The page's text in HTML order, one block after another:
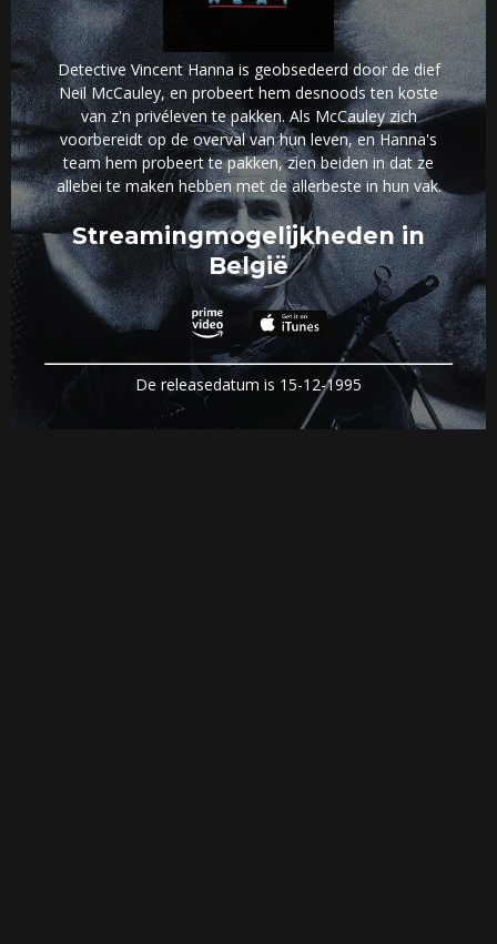
Detective Vincent Hanna is geobsedeerd door de dief
Neil McCauley, en probeert hem desnoods ten koste
van z'n privéleven te pakken. Als McCauley zich
voorbereidt op de overval van hun leven, en Hanna's
team hem probeert te pakken, zien beiden in dat ze
allebei te maken hebben met de allerbeste in hun vak.
Streamingmogelijkheden in
België
De releasedatum is 15-12-1995